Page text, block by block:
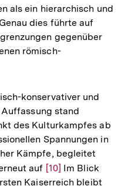
als ein hierarchisch und
dies führte auf
gegenüber
römisch-
konservativer und
stand
des Kulturkampfes ab
Spannungen in
Kämpfe, begleitet
auf Zur
Auflösung
[10] Im Blick
Kaiserreich bleibt